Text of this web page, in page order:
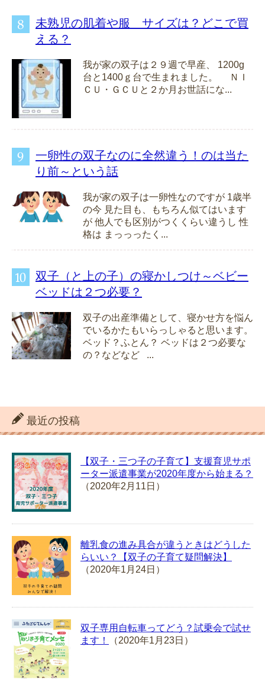
未熟児の肌着や服 サイズは？どこで買
える？
我が家の双子は２９週で早産、 1200g
台と1400ｇ台で生まれました。 ＮＩ
ＣＵ・ＧＣＵと２か月お世話にな...
一卵性の双子なのに全然違う！のは当た
り前～という話
我が家の双子は一卵性なのですが 1歳半
の今 見た目も、もちろん似てはいます
が 他人でも区別がつくくらい違うし 性
格は まっっったく...
双子（と上の子）の寝かしつけ～ベビー
ベッドは２つ必要？
双子の出産準備として、寝かせ方を悩ん
でいるかたもいらっしゃると思います。
ベッド？ふとん？ ベッドは２つ必要な
の？などなど ...
最近の投稿
【双子・三つ子の子育て】支援育児サポ
ーター派遣事業が2020年度から始まる？
（2020年2月11日）
離乳食の進み具合が違うときはどうした
らいい？【双子の子育て疑問解決】
（2020年1月24日）
双子専用自転車ってどう？試乗会で試せ
ます！
（2020年1月23日）